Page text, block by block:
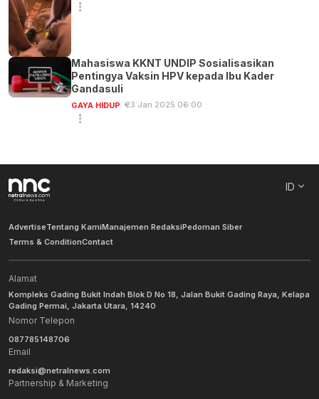
Mahasiswa KKNT UNDIP Sosialisasikan
Pentingya Vaksin HPV kepada Ibu Kader
Gandasuli
GAYA HIDUP 23 Jan 2025 06:00
ID
AdvertiseTentang KamiManajemen RedaksiPedoman Siber
Terms & ConditionContact
Alamat
Kompleks Gading Bukit Indah Blok D No 18, Jalan Bukit Gading Raya, Kelapa
Gading Permai, Jakarta Utara, 14240
Nomor Telepon
087785148706
Email
redaksi@netralnews.com
Partnership & Marketing